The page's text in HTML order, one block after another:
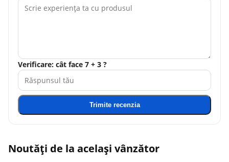
Verificare: cât face 7 + 3 ?
Trimite recenzia
Noutăți de la același vânzător